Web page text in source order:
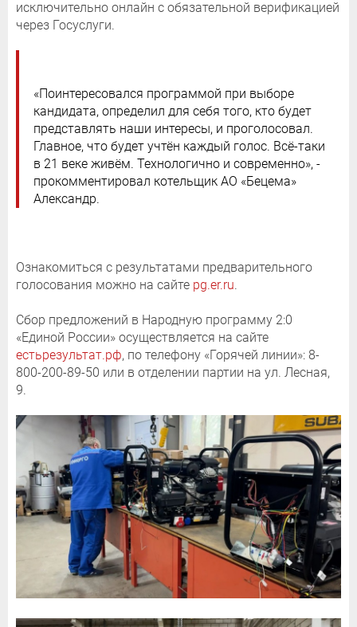
исключительно онлайн с обязательной верификацией
через Госуслуги.
«Поинтересовался программой при выборе
кандидата, определил для себя того, кто будет
представлять наши интересы, и проголосовал.
Главное, что будет учтён каждый голос. Всё-таки
в 21 веке живём. Технологично и современно», -
прокомментировал котельщик АО «Бецема»
Александр.
Ознакомиться с результатами предварительного
голосования можно на сайте pg.er.ru.
Сбор предложений в Народную программу 2:0
«Единой России» осуществляется на сайте
естьрезультат.рф, по телефону «Горячей линии»: 8-
800-200-89-50 или в отделении партии на ул. Лесная,
9.